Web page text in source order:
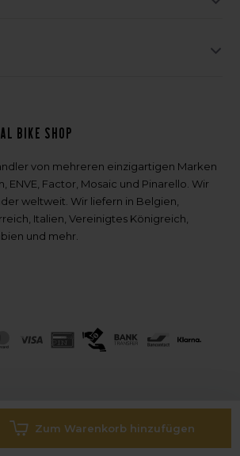
Zum Warenkorb hinzufügen
bike shop
von mehreren einzigartigen Marken
ENVE, Factor, Mosaic und Pinarello. Wir
weltweit. Wir liefern in Belgien,
Italien, Vereinigtes Königreich,
und mehr.